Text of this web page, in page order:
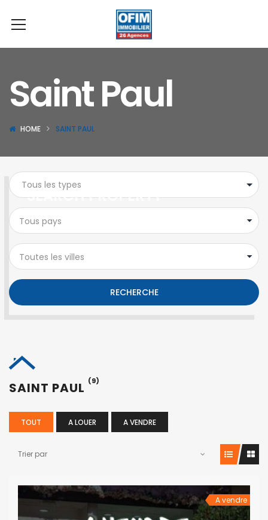
Saint Paul
HOME SAINT PAUL
SEARCH PROPERTY
Tous pays
Toutes les villes
RECHERCHE
SAINT PAUL (9)
TOUT A LOUER A VENDRE
Trier par
A vendre